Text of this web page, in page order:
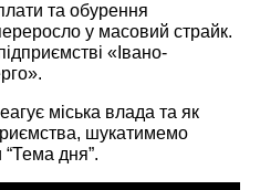
та обурення
у масовий страйк.
«Івано-
міська влада та як
шукатимемо
“Тема дня”.